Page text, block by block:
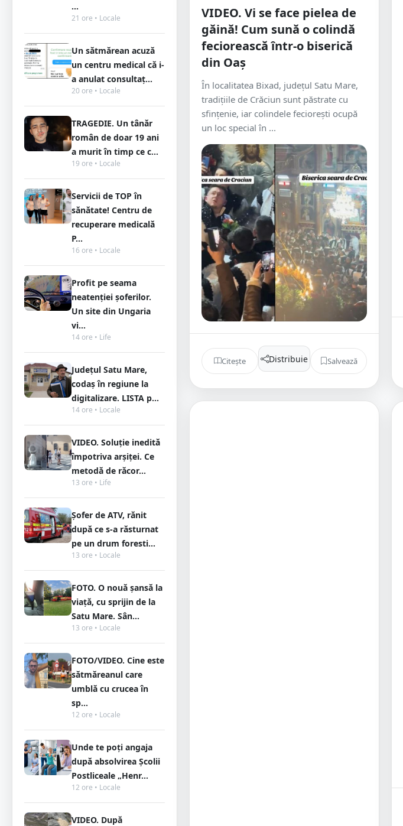
...
21 ore • Locale
Un sătmărean acuză
un centru medical că i-
a anulat consultaț...
20 ore • Locale
TRAGEDIE. Un tânăr
român de doar 19 ani
a murit în timp ce c...
19 ore • Locale
Servicii de TOP în
sănătate! Centru de
recuperare medicală
P...
16 ore • Locale
Profit pe seama
neatenției șoferilor.
Un site din Ungaria
vi...
14 ore • Life
Județul Satu Mare,
codaș în regiune la
digitalizare. LISTA p...
14 ore • Locale
VIDEO. Soluție inedită
împotriva arșiței. Ce
metodă de răcor...
13 ore • Life
Șofer de ATV, rănit
după ce s-a răsturnat
pe un drum foresti...
13 ore • Locale
FOTO. O nouă șansă la
viață, cu sprijin de la
Satu Mare. Sân...
13 ore • Locale
FOTO/VIDEO. Cine este
sătmăreanul care
umblă cu crucea în
sp...
12 ore • Locale
Unde te poți angaja
după absolvirea Școlii
Postliceale „Henr...
12 ore • Locale
VIDEO. După
VIDEO. Vi se face pielea de
găină! Cum sună o colindă
feciorească într-o biserică
din Oaș
În localitatea Bixad, județul Satu Mare,
tradițiile de Crăciun sunt păstrate cu
sfințenie, iar colindele feciorești ocupă
un loc special în ...
Citește Distribuie Salvează